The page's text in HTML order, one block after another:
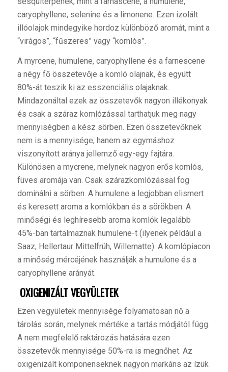
caryophyllene, selenine és a limonene. Ezen izolált
illóolajok mindegyike hordoz különböző aromát, mint a
“virágos”, “fűszeres” vagy “komlós”.
A myrcene, humulene, caryophyllene és a farnescene
a négy fő összetevője a komló olajnak, és együtt
80%-át teszik ki az esszenciális olajaknak.
Mindazonáltal ezek az összetevők nagyon illékonyak
és csak a száraz komlózással tarthatjuk meg nagy
mennyiségben a kész sörben. Ezen összetevőknek
nem is a mennyisége, hanem az egymáshoz
viszonyított aránya jellemző egy-egy fajtára.
Különösen a mycrene, melynek nagyon erős komlós,
füves aromája van. Csak szárazkomlózással fog
dominálni a sörben. A humulene a legjobban elismert
és keresett aroma a komlókban és a sörökben. A
minőségi és leghíresebb aroma komlók legalább
45%-ban tartalmaznak humulene-t (ilyenek például a
Saaz, Hellertaur Mittelfrüh, Willematte). A komlópiacon
a minőség mércéjének használják a humulone és a
caryophyllene arányát.
OXIGENIZÁLT VEGYÜLETEK
Ezen vegyületek mennyisége folyamatosan nő a
tárolás során, melynek mértéke a tartás módjától függ.
A nem megfelelő raktározás hatására ezen
összetevők mennyisége 50%-ra is megnőhet. Az
oxigenizált komponenseknek nagyon markáns az ízük